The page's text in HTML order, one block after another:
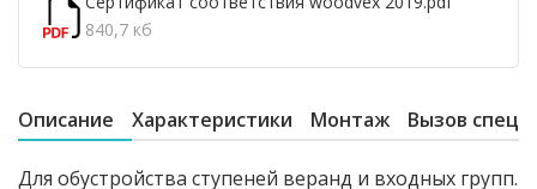
840,7 кб
Описание Характеристики Монтаж Вызов
Для обустройства ступеней веранд и входных групп.